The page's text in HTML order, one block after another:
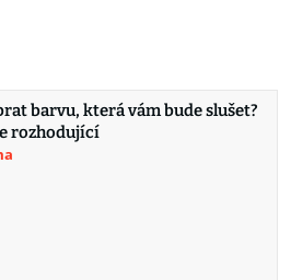
barvu, která vám bude slušet?
rozhodující